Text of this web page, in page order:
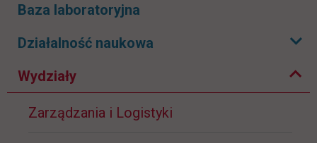
Baza laboratoryjna
Działalność naukowa
Rozwiń podmenu
Wydziały
Zwiń podmenu
Zarządzania i Logistyki